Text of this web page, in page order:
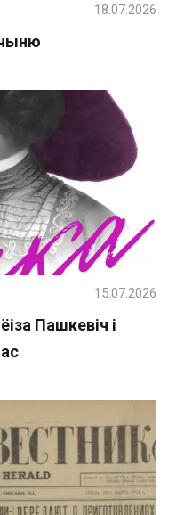
18.07.2026
Пашкевіч і
15.07.2026